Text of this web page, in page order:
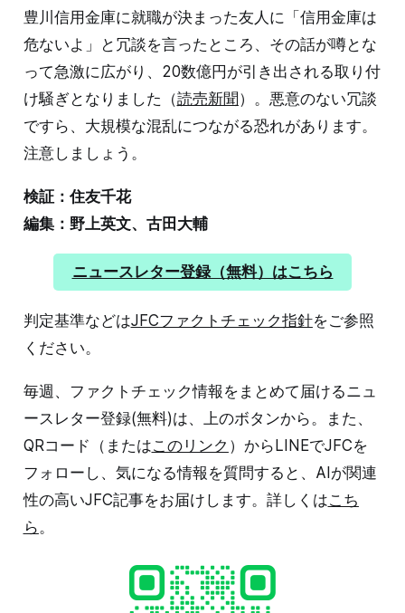
豊川信用金庫に就職が決まった友人に「信用金庫は
危ないよ」と冗談を言ったところ、その話が噂とな
って急激に広がり、20数億円が引き出される取り付
け騒ぎとなりました（読売新聞 ）。悪意のない冗談
ですら、大規模な混乱につながる恐れがあります。
注意しましょう。
検証：住友千花
編集：野上英文、古田大輔
ニュースレター登録（無料）はこちら
判定基準などはJFCファクトチェック指針をご参照
ください。
毎週、ファクトチェック情報をまとめて届けるニュ
ースレター登録(無料)は、上のボタンから。また、
QRコード（またはこのリンク ）からLINEでJFCを
フォローし、気になる情報を質問すると、AIが関連
性の高いJFC記事をお届けします。詳しくはこち
ら 。